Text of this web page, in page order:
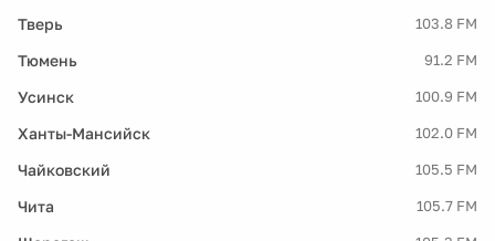
Тверь 103.8 FM
Тюмень 91.2 FM
Усинск 100.9 FM
Ханты-Мансийск 102.0 FM
Чайковский 105.5 FM
Чита 105.7 FM